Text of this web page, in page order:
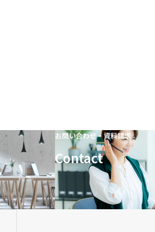
お問い合わせ・資料請求
Contact